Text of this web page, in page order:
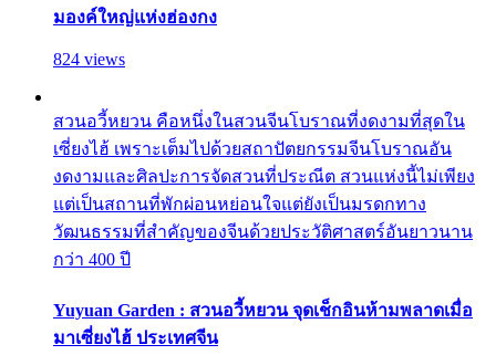
มองค์ใหญ่แห่งฮ่องกง
824 views
สวนอวี้หยวน คือหนึ่งในสวนจีนโบราณที่งดงามที่สุดใน
เซี่ยงไฮ้ เพราะเต็มไปด้วยสถาปัตยกรรมจีนโบราณอัน
งดงามและศิลปะการจัดสวนที่ประณีต สวนแห่งนี้ไม่เพียง
แต่เป็นสถานที่พักผ่อนหย่อนใจแต่ยังเป็นมรดกทาง
วัฒนธรรมที่สำคัญของจีนด้วยประวัติศาสตร์อันยาวนาน
กว่า 400 ปี
Yuyuan Garden : สวนอวี้หยวน จุดเช็กอินห้ามพลาดเมื่อ
มาเซี่ยงไฮ้ ประเทศจีน